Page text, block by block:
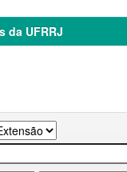
da UFRRJ